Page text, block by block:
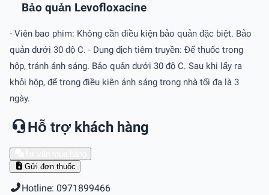
Bảo quản Levofloxacine
- Viên bao phim: Không cần điều kiện bảo quản đặc biệt. Bảo
quản dưới 30 độ C. - Dung dịch tiêm truyền: Ðể thuốc trong
hộp, tránh ánh sáng. Bảo quản dưới 30 độ C. Sau khi lấy ra
khỏi hộp, để trong điều kiện ánh sáng trong nhà tối đa là 3
ngày.
Hỗ trợ khách hàng
Gửi đơn thuốc
Hotline: 0971899466